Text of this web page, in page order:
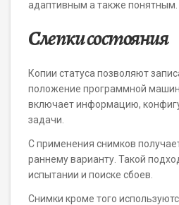
адаптивным а также понятным.
Слепки состояния
Копии статуса позволяют
положение программной
включает информацию,
задачи.
С применения снимков
раннему варианту. Такой
испытании и поиске сбоев.
Снимки кроме того